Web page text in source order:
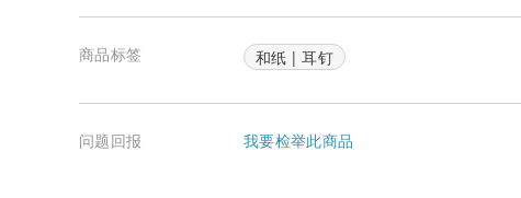
商品标签 和纸 | 耳钉
问题回报 我要检举此商品